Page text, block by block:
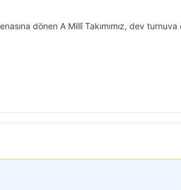
dönen A Millî Takımımız, dev